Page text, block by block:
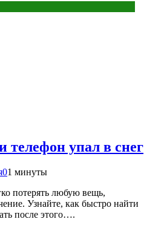
телефон упал в снег
01 минуты
потерять любую вещь,
Узнайте, как быстро найти
после этого….